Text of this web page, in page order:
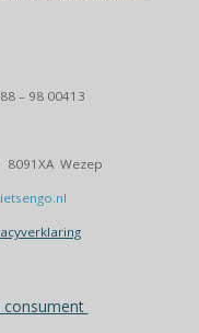
– 98 00413
8091XA Wezep
consument